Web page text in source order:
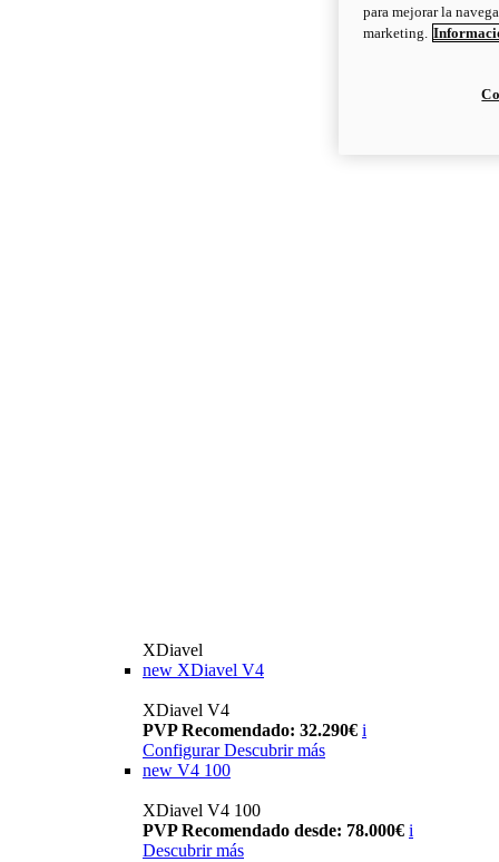
XDiavel
new XDiavel V4
XDiavel V4
PVP Recomendado: 32.290€ i
Configurar Descubrir más
new V4 100
XDiavel V4 100
PVP Recomendado desde: 78.000€ i
Descubrir más
para mejorar la
marketing.